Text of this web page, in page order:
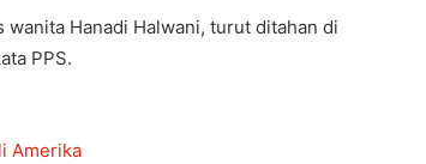
Hanadi Halwani, turut ditahan di
PPS.
Amerika